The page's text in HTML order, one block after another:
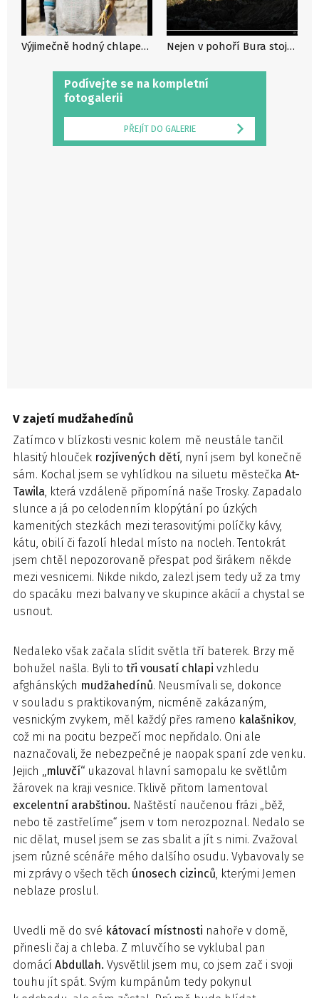
Podívejte se na kompletní
fotogalerii
PŘEJÍT DO GALERIE
Výjimečně hodný chlapeček z vesnice u At-Tawily, Jemen Nejen v pohoří Bura stojí jemenské vesnice na hřebenech či vrcholcích hor, Jemen
V zajetí mudžahedínů
Zatímco v blízkosti vesnic kolem mě neustále tančil
hlasitý hlouček rozjívených dětí, nyní jsem byl konečně
sám. Kochal jsem se vyhlídkou na siluetu městečka At-
Tawila, která vzdáleně připomíná naše Trosky. Zapadalo
slunce a já po celodenním klopýtání po úzkých
kamenitých stezkách mezi terasovitými políčky kávy,
kátu, obilí či fazolí hledal místo na nocleh. Tentokrát
jsem chtěl nepozorovaně přespat pod širákem někde
mezi vesnicemi. Nikde nikdo, zalezl jsem tedy už za tmy
do spacáku mezi balvany ve skupince akácií a chystal se
usnout.
Nedaleko však začala slídit světla tří baterek. Brzy mě
bohužel našla. Byli to tři vousatí chlapi vzhledu
afghánských mudžahedínů. Neusmívali se, dokonce
v souladu s praktikovaným, nicméně zakázaným,
vesnickým zvykem, měl každý přes rameno kalašnikov,
což mi na pocitu bezpečí moc nepřidalo. Oni ale
naznačovali, že nebezpečné je naopak spaní zde venku.
Jejich „mluvčí“ ukazoval hlavní samopalu ke světlům
žárovek na kraji vesnice. Tklivě přitom lamentoval
excelentní arabštinou. Naštěstí naučenou frázi „běž,
nebo tě zastřelíme“ jsem v tom nerozpoznal. Nedalo se
nic dělat, musel jsem se zas sbalit a jít s nimi. Zvažoval
jsem různé scénáře mého dalšího osudu. Vybavovaly se
mi zprávy o všech těch únosech cizinců, kterými Jemen
neblaze proslul.
Uvedli mě do své kátovací místnosti nahoře v domě,
přinesli čaj a chleba. Z mluvčího se vyklubal pan
domácí Abdullah. Vysvětlil jsem mu, co jsem zač i svoji
touhu jít spát. Svým kumpánům tedy pokynul